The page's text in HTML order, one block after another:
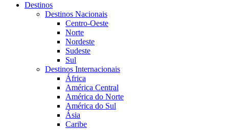
Destinos
Destinos Nacionais
Centro-Oeste
Norte
Nordeste
Sudeste
Sul
Destinos Internacionais
África
América Central
América do Norte
América do Sul
Ásia
Caribe